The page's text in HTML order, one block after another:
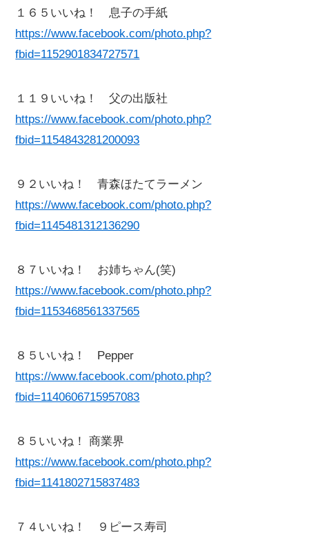
１６５いいね！ 息子の手紙
https://www.facebook.com/photo.php?
fbid=1152901834727571
１１９いいね！ 父の出版社
https://www.facebook.com/photo.php?
fbid=1154843281200093
９２いいね！ 青森ほたてラーメン
https://www.facebook.com/photo.php?
fbid=1145481312136290
８７いいね！ お姉ちゃん(笑)
https://www.facebook.com/photo.php?
fbid=1153468561337565
８５いいね！ Pepper
https://www.facebook.com/photo.php?
fbid=1140606715957083
８５いいね！ 商業界
https://www.facebook.com/photo.php?
fbid=1141802715837483
７４いいね！ ９ピース寿司